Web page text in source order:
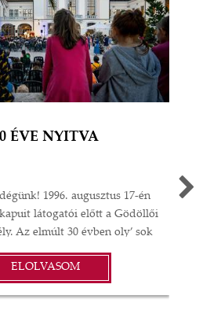
ÉVE NYITVA
1996. augusztus 17-én
látogatói előtt a Gödöllői
Az elmúlt 30 évben oly’ sok
történt: felújítások;
időszaki kiállítások a
és külföldön;
ELOLVASOM